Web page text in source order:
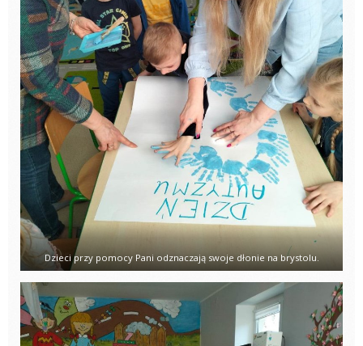
Dzieci przy pomocy Pani odznaczają swoje dłonie na brystolu.